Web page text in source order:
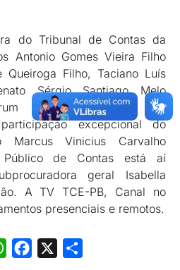
do Tribunal de Contas da
Antonio Gomes Vieira Filho
Queiroga Filho, Taciano Luís
Sérgio Santiago Melo
desta quinta-feira foi
excepcional do
Marcus Vinicius Carvalho
Público de Contas está aí
geral Isabella
A TV TCE-PB, Canal no
presenciais e remotos.
WhatsAppFacebook